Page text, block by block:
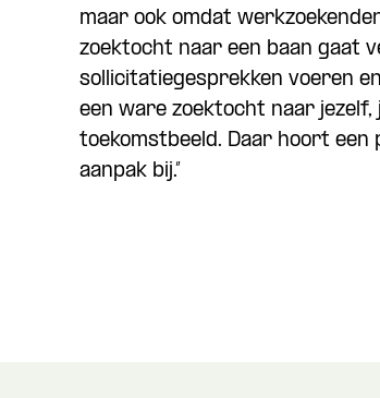
maar ook omdat
zoektocht naar een baan gaat
sollicitatiegesprekken voeren
een ware zoektocht naar
toekomstbeeld. Daar hoort een
aanpak bij.”